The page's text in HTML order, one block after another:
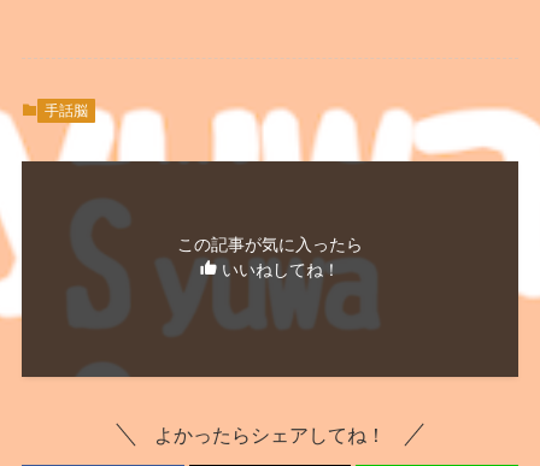
手話脳
この記事が気に入ったら
いいねしてね！
よかったらシェアしてね！